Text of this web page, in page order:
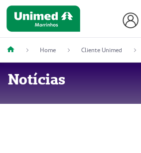
Home Cliente Unimed
Notícias